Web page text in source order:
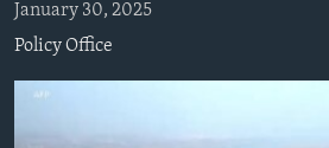
Navigation
Skip
to
AFRICA
AMERICAS
ASIA
TOPICS
HUMAN RIGHTS
SECURITY AND DEFENSE
ARCHIVE
ABOUT US
January 30, 2025
Policy Office